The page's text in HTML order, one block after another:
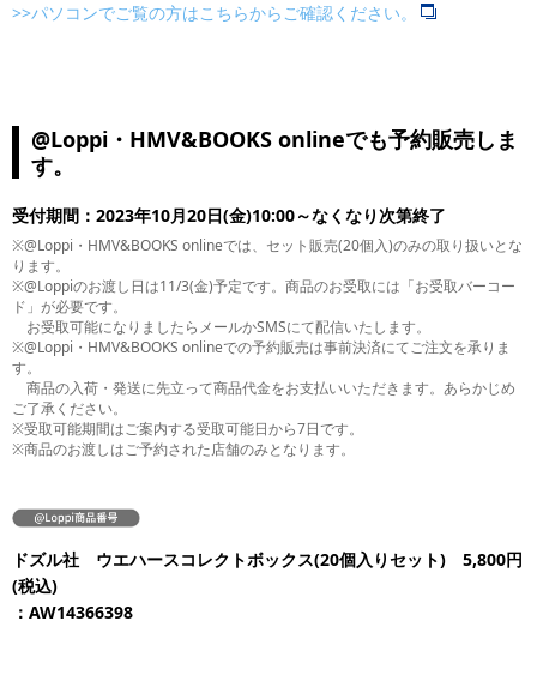
>>パソコンでご覧の方はこちらからご確認ください。
@Loppi・HMV&BOOKS onlineでも予約販売しま
す。
受付期間：2023年10月20日(金)10:00～なくなり次第終了
※@Loppi・HMV&BOOKS onlineでは、セット販売(20個入)のみの取り扱いとな
ります。
※@Loppiのお渡し日は11/3(金)予定です。商品のお受取には「お受取バーコー
ド」が必要です。
お受取可能になりましたらメールかSMSにて配信いたします。
※@Loppi・HMV&BOOKS onlineでの予約販売は事前決済にてご注文を承りま
す。
商品の入荷・発送に先立って商品代金をお支払いいただきます。あらかじめ
ご了承ください。
※受取可能期間はご案内する受取可能日から7日です。
※商品のお渡しはご予約された店舗のみとなります。
ドズル社 ウエハースコレクトボックス(20個入りセット) 5,800円
(税込)
：AW14366398